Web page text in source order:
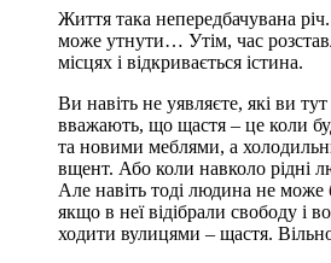
Життя така непередбачувана
може утнути… Утім, час
місцях і відкривається істина.
Ви навіть не уявляєте, які ви
вважають, що щастя – це коли
та новими меблями, а
вщент. Або коли навколо рідні
Але навіть тоді людина не
якщо в неї відібрали свободу і
ходити вулицями – щастя.